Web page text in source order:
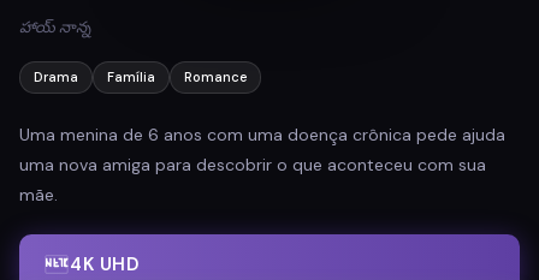
హాయ్ నాన్న
Drama Família Romance
Uma menina de 6 anos com uma doença crônica pede ajuda
uma nova amiga para descobrir o que aconteceu com sua
mãe.
4K UHD